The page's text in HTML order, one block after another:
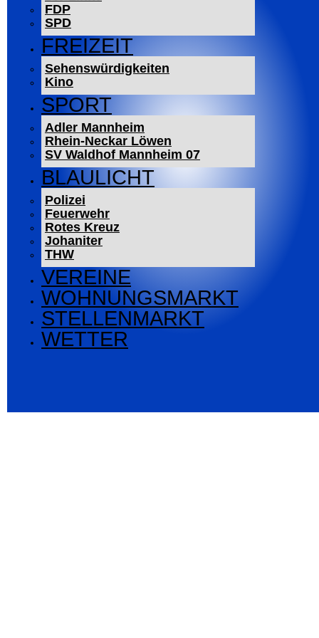
FDP
SPD
FREIZEIT
Sehenswürdigkeiten
Kino
SPORT
Adler Mannheim
Rhein-Neckar Löwen
SV Waldhof Mannheim 07
BLAULICHT
Polizei
Feuerwehr
Rotes Kreuz
Johaniter
THW
VEREINE
WOHNUNGSMARKT
STELLENMARKT
WETTER